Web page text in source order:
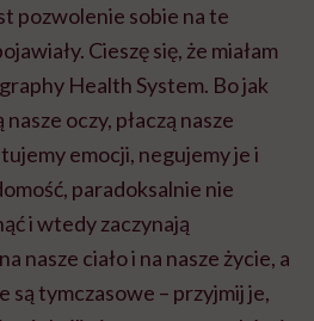
pozwolenie sobie na te
Cieszę się, że miałam
Health System. Bo jak
oczy, płaczą nasze
emocji, negujemy je i
paradoksalnie nie
i wtedy zaczynają
nasze ciało i na nasze życie, a
są tymczasowe – przyjmij je,